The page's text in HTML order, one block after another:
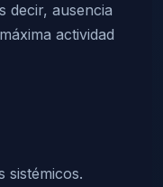
decir, ausencia
actividad
sistémicos.